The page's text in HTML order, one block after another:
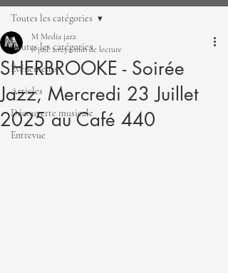
Toutes les catégories
Événements
Articles
Découverte musicale
Entrevue
Toutes les catégories
SHERBROOKE - Soirée
Jazz, Mercredi 23 Juillet
2025 au Café 440
M Media jazz
8 juil. 20252 min de lecture